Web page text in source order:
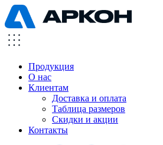
Продукция
О нас
Клиентам
Доставка и оплата
Таблица размеров
Скидки и акции
Контакты